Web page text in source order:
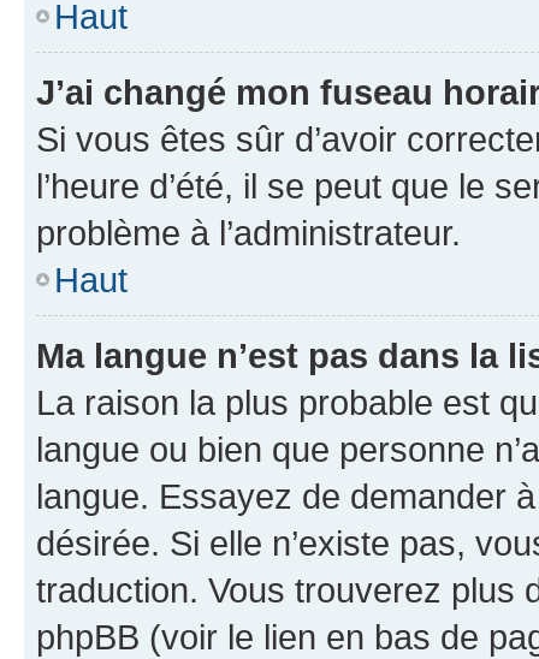
Haut
J’ai changé mon fuseau
Si vous êtes sûr d’avoir
l’heure d’été, il se peut que le
problème à l’administrateur.
Haut
Ma langue n’est pas dans la
La raison la plus probable est
langue ou bien que personne
langue. Essayez de demander
désirée. Si elle n’existe pas,
traduction. Vous trouverez plus
phpBB (voir le lien en bas de